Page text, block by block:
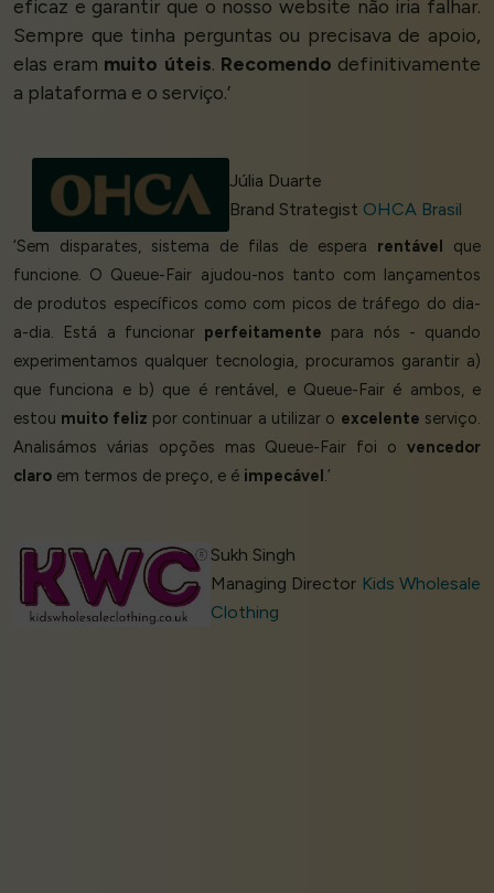
eficaz e garantir que o nosso website não iria falhar.
Sempre que tinha perguntas ou precisava de apoio,
elas eram muito úteis. Recomendo definitivamente
a plataforma e o serviço.’
Júlia Duarte
Brand Strategist OHCA Brasil
‘Sem disparates, sistema de filas de espera rentável
que
funcione. O Queue-Fair ajudou-nos tanto com lançamentos
de produtos específicos como com picos de tráfego do dia-
a-dia. Está a funcionar perfeitamente para nós - quando
experimentamos qualquer tecnologia, procuramos garantir a)
que funciona e b) que é rentável, e Queue-Fair é ambos, e
estou muito feliz por continuar a utilizar o excelente serviço.
Analisámos várias opções mas Queue-Fair foi o vencedor
claro em termos de preço, e é impecável .’
Sukh Singh
Managing Director Kids Wholesale
Clothing